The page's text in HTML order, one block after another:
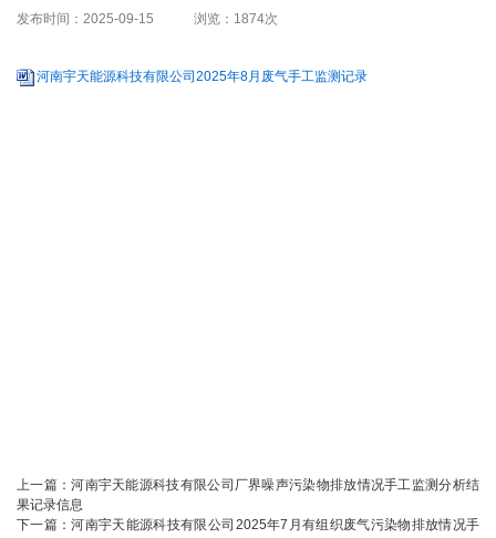
发布时间：2025-09-15 浏览：1874次
河南宇天能源科技有限公司2025年8月废气手工监测记录
上一篇：河南宇天能源科技有限公司厂界噪声污染物排放情况手工监测分析结
果记录信息
下一篇：河南宇天能源科技有限公司2025年7月有组织废气污染物排放情况手